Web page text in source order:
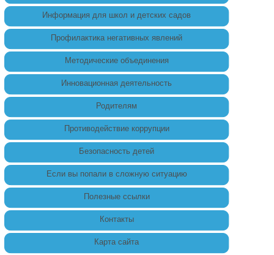
Информация для школ и детских садов
Профилактика негативных явлений
Методические объединения
Инновационная деятельность
Родителям
Противодействие коррупции
Безопасность детей
Если вы попали в сложную ситуацию
Полезные ссылки
Контакты
Карта сайта